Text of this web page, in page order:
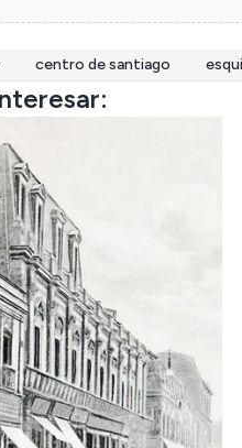
centro de santiago